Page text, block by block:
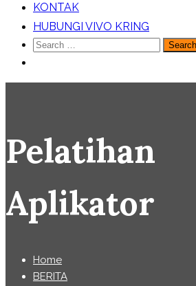
KONTAK
HUBUNGI VIVO KRING
Search
Pelatihan
Aplikator
Home
BERITA